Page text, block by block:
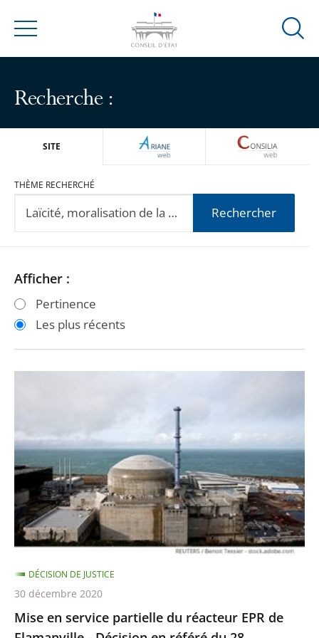
Menu
Ouvrir
Recherche :
SITE ARIANEWEB
THÈME RECHERCHÉ
Rechercher
Passer
les
filtres
Passer
les
filtres
Afficher :
Pertinence
Les plus récents
partielle
du
réacteur
EPR
de
Flamanville
Décision
en
référé
Mise en service partielle du réacteur EPR de
DÉCISION DE JUSTICE
30 décembre 2020